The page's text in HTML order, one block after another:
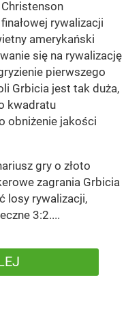
rywalizacji
amerykański
się na rywalizację
pierwszego
Grbicia jest tak duża,
kwadratu
obniżenie jakości
gry o złoto
zagrania Grbicia
losy rywalizacji,
3:2....